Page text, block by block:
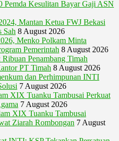
Pemda Kesulitan Bayar Gaji ASN
Mantan Ketua FWJ Bekasi
Sah 8 August 2026
Menko Polkam Minta
Pemerintah 8 August 2026
Penambang Timah
PT Timah 8 August 2026
dan Perhimpunan INTI
7 August 2026
XIX Tuanku Tambusai Perkuat
7 August 2026
XIX Tuanku Tambusai
Ziarah Rombongan 7 August